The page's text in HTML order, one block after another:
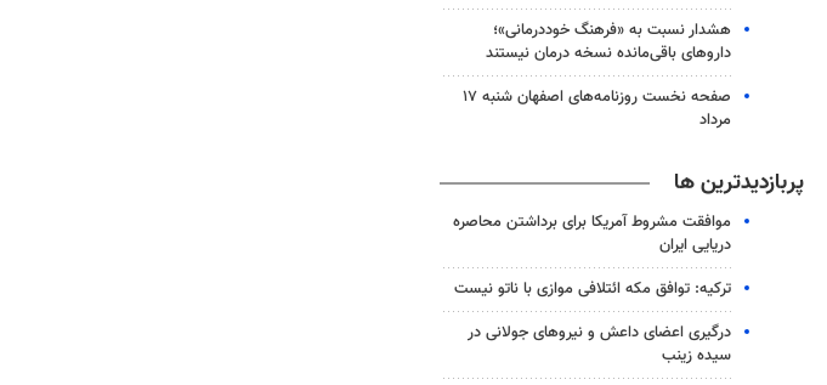
هشدار نسبت به «فرهنگ خوددرمانی»؛
داروهای باقی‌مانده نسخه درمان نیستند
صفحه نخست روزنامه‌های اصفهان شنبه ۱۷
مرداد
پربازدیدترین ها
موافقت مشروط آمریکا برای برداشتن محاصره
دریایی ایران
ترکیه: توافق مکه ائتلافی موازی با ناتو نیست
درگیری اعضای داعش و نیروهای جولانی در
سیده زینب